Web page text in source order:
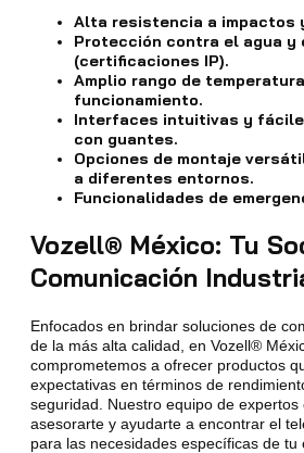
Alta resistencia a impactos
Protección contra el agua y
(certificaciones IP).
Amplio rango de
funcionamiento.
Interfaces intuitivas y
con guantes.
Opciones de montaje
a diferentes entornos.
Funcionalidades de
Vozell® México: Tu
Comunicación
Enfocados en brindar soluciones de
de la más alta calidad, en Vozell®
comprometemos a ofrecer productos
expectativas en términos de
seguridad. Nuestro equipo de expertos
asesorarte y ayudarte a encontrar el
para las necesidades específicas de tu